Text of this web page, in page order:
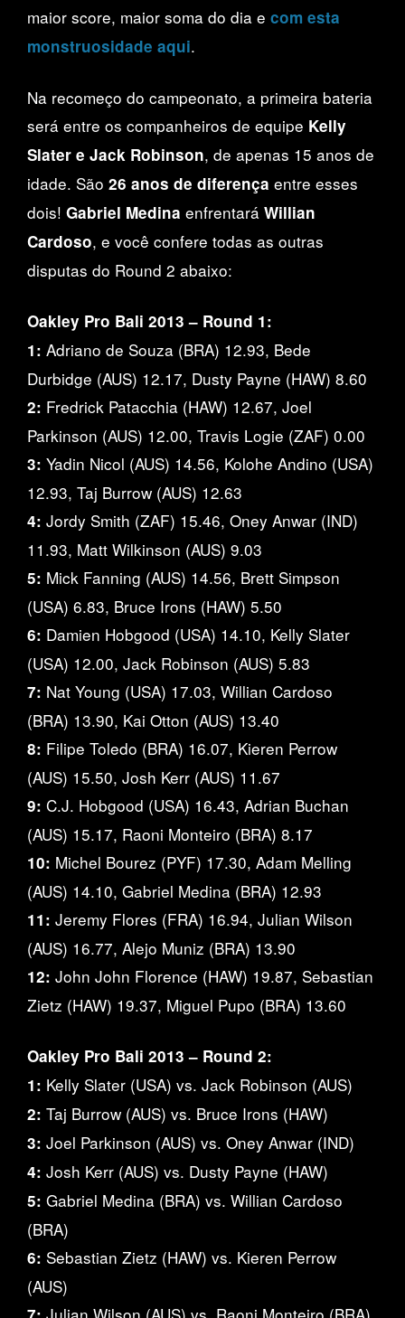
maior score, maior soma do dia e com esta
monstruosidade aqui.
Na recomeço do campeonato, a primeira bateria
será entre os companheiros de equipe Kelly
Slater e Jack Robinson, de apenas 15 anos de
idade. São 26 anos de diferença entre esses
dois! Gabriel Medina enfrentará Willian
Cardoso, e você confere todas as outras
disputas do Round 2 abaixo:
Oakley Pro Bali 2013 – Round 1:
1: Adriano de Souza (BRA) 12.93, Bede
Durbidge (AUS) 12.17, Dusty Payne (HAW) 8.60
2: Fredrick Patacchia (HAW) 12.67, Joel
Parkinson (AUS) 12.00, Travis Logie (ZAF) 0.00
3: Yadin Nicol (AUS) 14.56, Kolohe Andino (USA)
12.93, Taj Burrow (AUS) 12.63
4: Jordy Smith (ZAF) 15.46, Oney Anwar (IND)
11.93, Matt Wilkinson (AUS) 9.03
5: Mick Fanning (AUS) 14.56, Brett Simpson
(USA) 6.83, Bruce Irons (HAW) 5.50
6: Damien Hobgood (USA) 14.10, Kelly Slater
(USA) 12.00, Jack Robinson (AUS) 5.83
7: Nat Young (USA) 17.03, Willian Cardoso
(BRA) 13.90, Kai Otton (AUS) 13.40
8: Filipe Toledo (BRA) 16.07, Kieren Perrow
(AUS) 15.50, Josh Kerr (AUS) 11.67
9: C.J. Hobgood (USA) 16.43, Adrian Buchan
(AUS) 15.17, Raoni Monteiro (BRA) 8.17
10: Michel Bourez (PYF) 17.30, Adam Melling
(AUS) 14.10, Gabriel Medina (BRA) 12.93
11: Jeremy Flores (FRA) 16.94, Julian Wilson
(AUS) 16.77, Alejo Muniz (BRA) 13.90
12: John John Florence (HAW) 19.87, Sebastian
Zietz (HAW) 19.37, Miguel Pupo (BRA) 13.60
Oakley Pro Bali 2013 – Round 2:
1: Kelly Slater (USA) vs. Jack Robinson (AUS)
2: Taj Burrow (AUS) vs. Bruce Irons (HAW)
3: Joel Parkinson (AUS) vs. Oney Anwar (IND)
4: Josh Kerr (AUS) vs. Dusty Payne (HAW)
5: Gabriel Medina (BRA) vs. Willian Cardoso
(BRA)
6: Sebastian Zietz (HAW) vs. Kieren Perrow
(AUS)